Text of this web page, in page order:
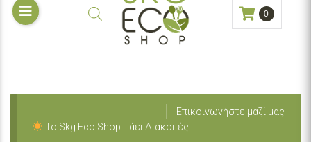
0
Επικοινωνήστε μαζί μας
Το Skg Eco Shop Πάει Διακοπές!